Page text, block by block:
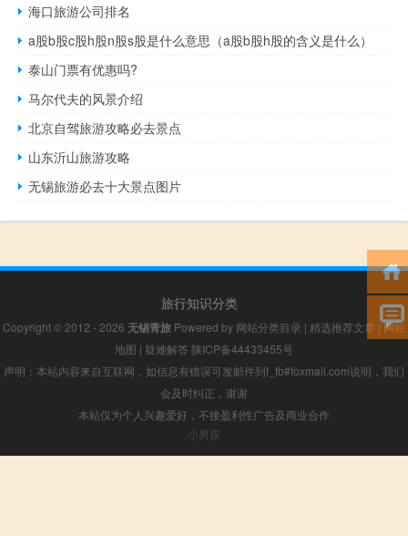
海口旅游公司排名
a股b股c股h股n股s股是什么意思（a股b股h股的含义是什么）
泰山门票有优惠吗?
马尔代夫的风景介绍
北京自驾旅游攻略必去景点
山东沂山旅游攻略
无锡旅游必去十大景点图片
旅行知识分类
Copyright © 2012 - 2026 无锡青旅 Powered by 网站分类目录 | 精选推荐文章 |网站
地图 | 疑难解答 陕ICP备44433455号
声明：本站内容来自互联网，如信息有错误可发邮件到f_fb#foxmail.com说明，我们
会及时纠正，谢谢
本站仅为个人兴趣爱好，不接盈利性广告及商业合作
小男孩